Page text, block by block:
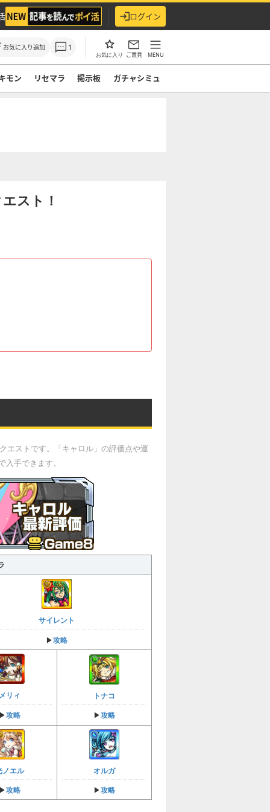
ログイン
お気に入り追加 1
お気に入り ご意見 MENU
モン リセマラ 掲示板 ガチャシミュ
スト！
エストです。「キャロル」の評価点や運
手できます。
サイレント
▶︎攻略
リィ
攻略
トナコ
▶︎攻略
ノエル
攻略
オルガ
▶︎攻略